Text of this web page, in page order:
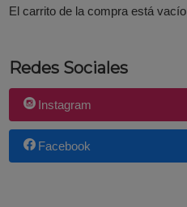
El carrito de la compra está vacío
Redes Sociales
Instagram
Facebook